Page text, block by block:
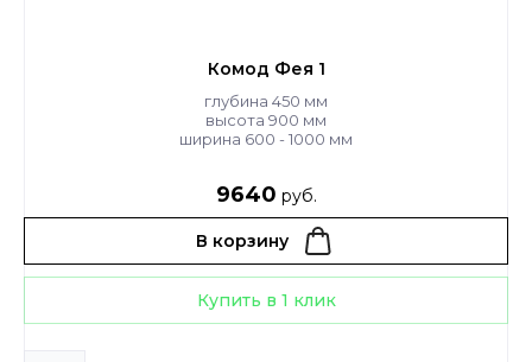
Комод Фея 1
глубина 450 мм
высота 900 мм
ширина 600 - 1000 мм
9640 руб.
В корзину
Купить в 1 клик